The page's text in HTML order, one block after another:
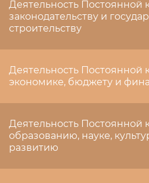
Деятельность Постоянной
законодательству и
строительству
Деятельность Постоянной
экономике, бюджету и
Деятельность Постоянной
образованию, науке,
развитию